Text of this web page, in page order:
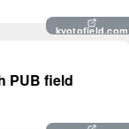
kyotofield.com
PUB field